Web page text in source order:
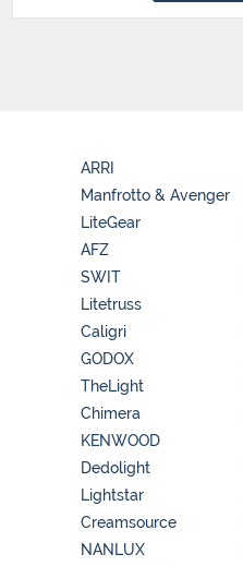
ARRI
Manfrotto & Avenger
LiteGear
AFZ
SWIT
Litetruss
Caligri
GODOX
TheLight
Chimera
KENWOOD
Dedolight
Lightstar
Creamsource
NANLUX